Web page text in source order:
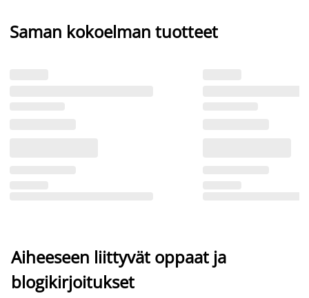
Saman kokoelman tuotteet
Aiheeseen liittyvät oppaat ja
blogikirjoitukset